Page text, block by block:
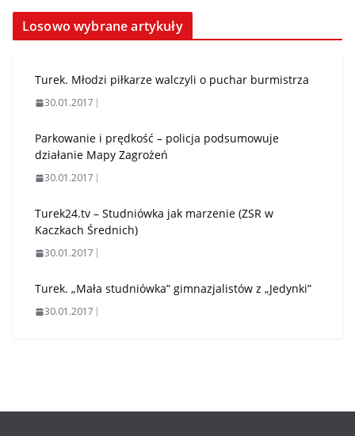
Losowo wybrane artykuły
Turek. Młodzi piłkarze walczyli o puchar burmistrza
30.01.2017
Parkowanie i prędkość – policja podsumowuje
działanie Mapy Zagrożeń
30.01.2017
Turek24.tv – Studniówka jak marzenie (ZSR w
Kaczkach Średnich)
30.01.2017
Turek. „Mała studniówka” gimnazjalistów z „Jedynki”
30.01.2017